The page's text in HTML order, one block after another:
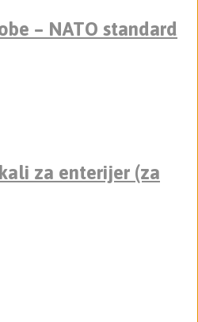
– NATO standard
za enterijer (za